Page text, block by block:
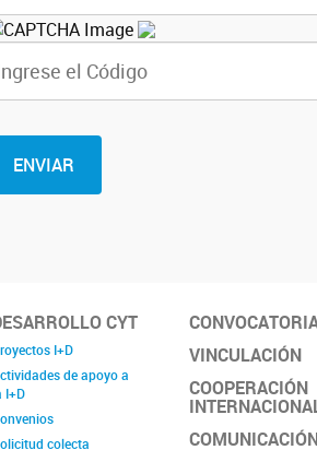
CYT
I+D
de apoyo a
I+D
colecta
VINCULACIÓN
COOPERACIÓN